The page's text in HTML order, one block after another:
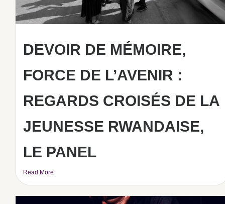
DEVOIR DE MÉMOIRE,
FORCE DE L’AVENIR :
REGARDS CROISÉS DE LA
JEUNESSE RWANDAISE,
LE PANEL
Read More